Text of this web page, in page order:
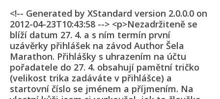
<!-- Generated by XStandard version 2.0.0.0 on
2012-04-23T10:43:58 --> <p>Nezadržiteně se
blíží datum 27. 4. a s ním termín první
uzávěrky přihlášek na závod Author Šela
Marathon. Přihlášky s uhrazením na účtu
pořadatele do 27. 4. obsahují pamětní tričko
(velikost trika zadáváte v přihlášce) a
startovní číslo se jménem a příjmením. Na